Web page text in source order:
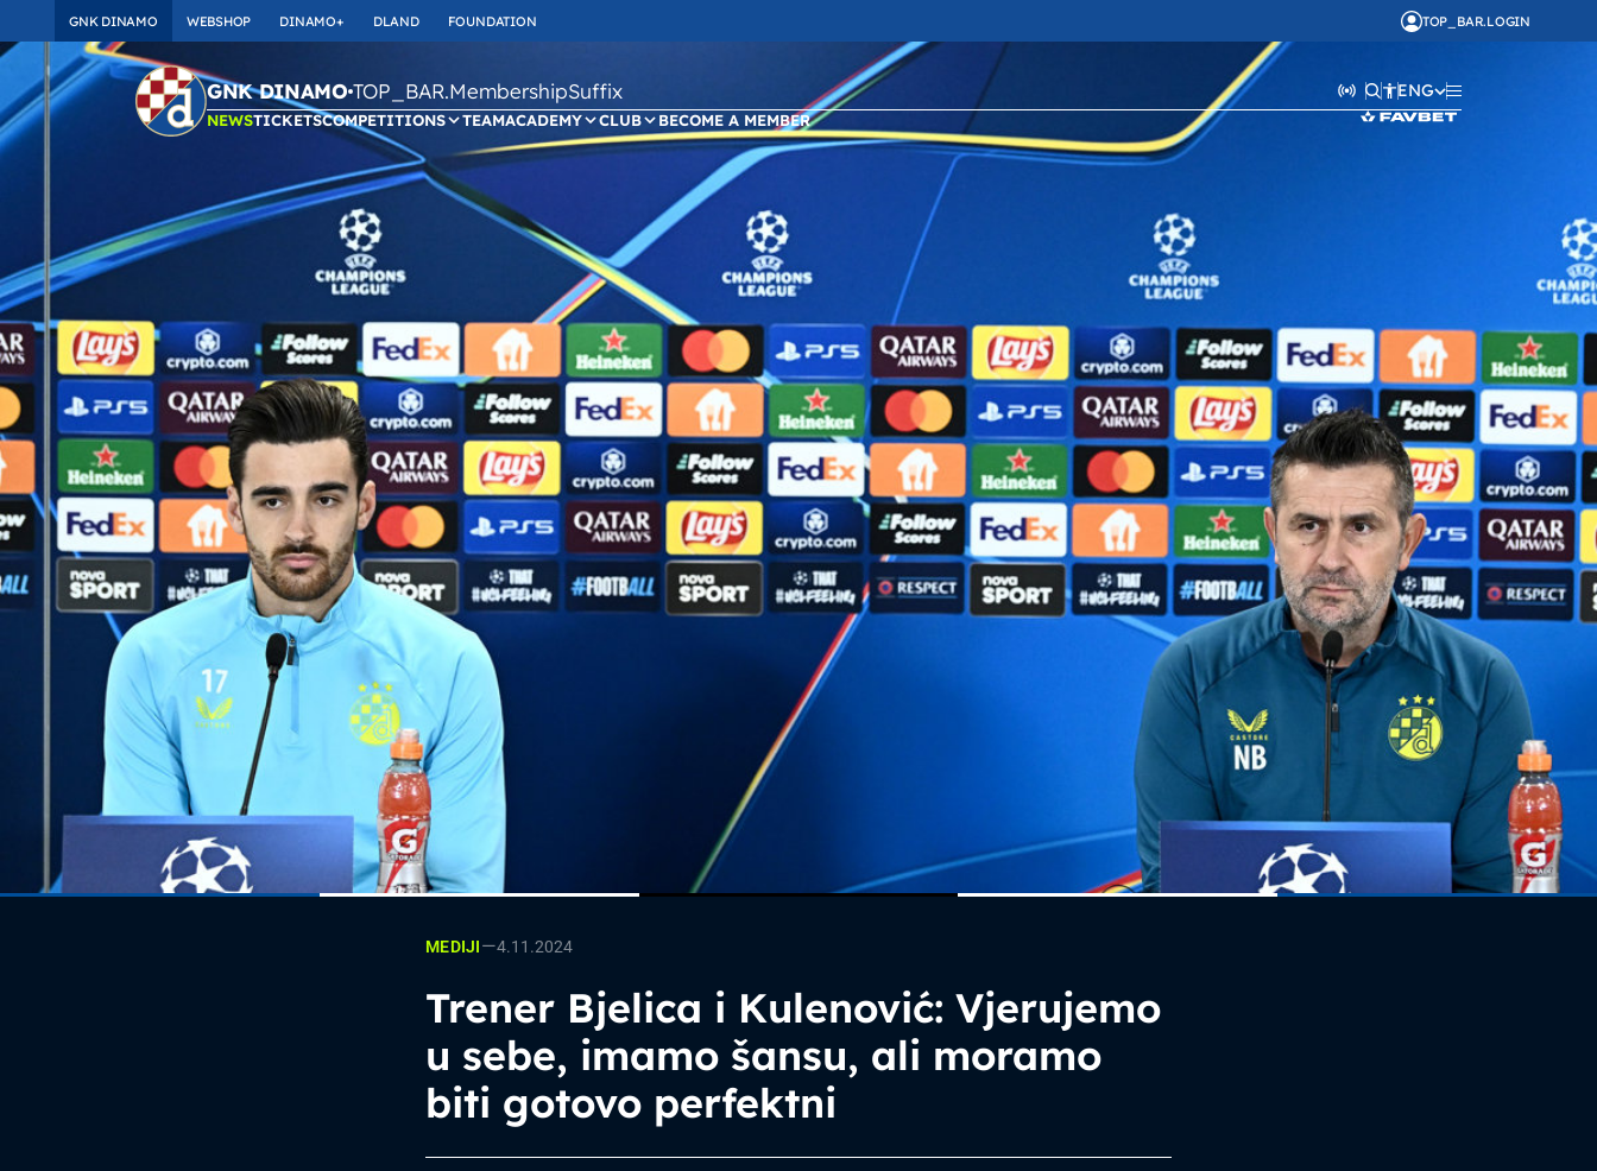
GNK DINAMO WEBSHOP DINAMO+ DLAND FOUNDATION TOP_BAR.LOGIN
GNK DINAMO TOP_BAR.MembershipSuffix ENG
NEWSTICKETSCOMPETITIONS TEAMACADEMY CLUB BECOME A MEMBER
MEDIJI—4.11.2024
Trener Bjelica i Kulenović: Vjerujemo
u sebe, imamo šansu, ali moramo
biti gotovo perfektni